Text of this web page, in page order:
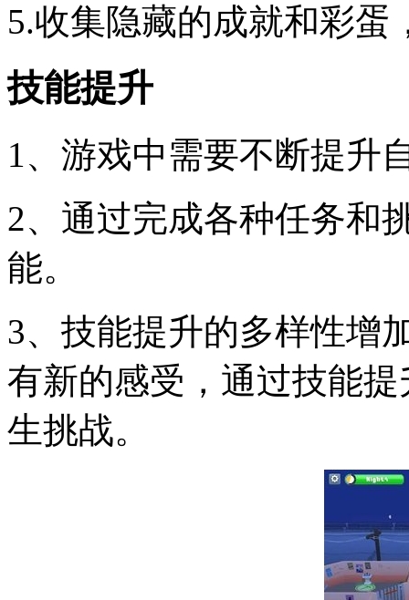
5.收集隐藏的成就和彩蛋
技能提升
1、游戏中需要不断提升
2、通过完成各种任务和
能。
3、技能提升的多样性增
有新的感受，通过技能
生挑战。